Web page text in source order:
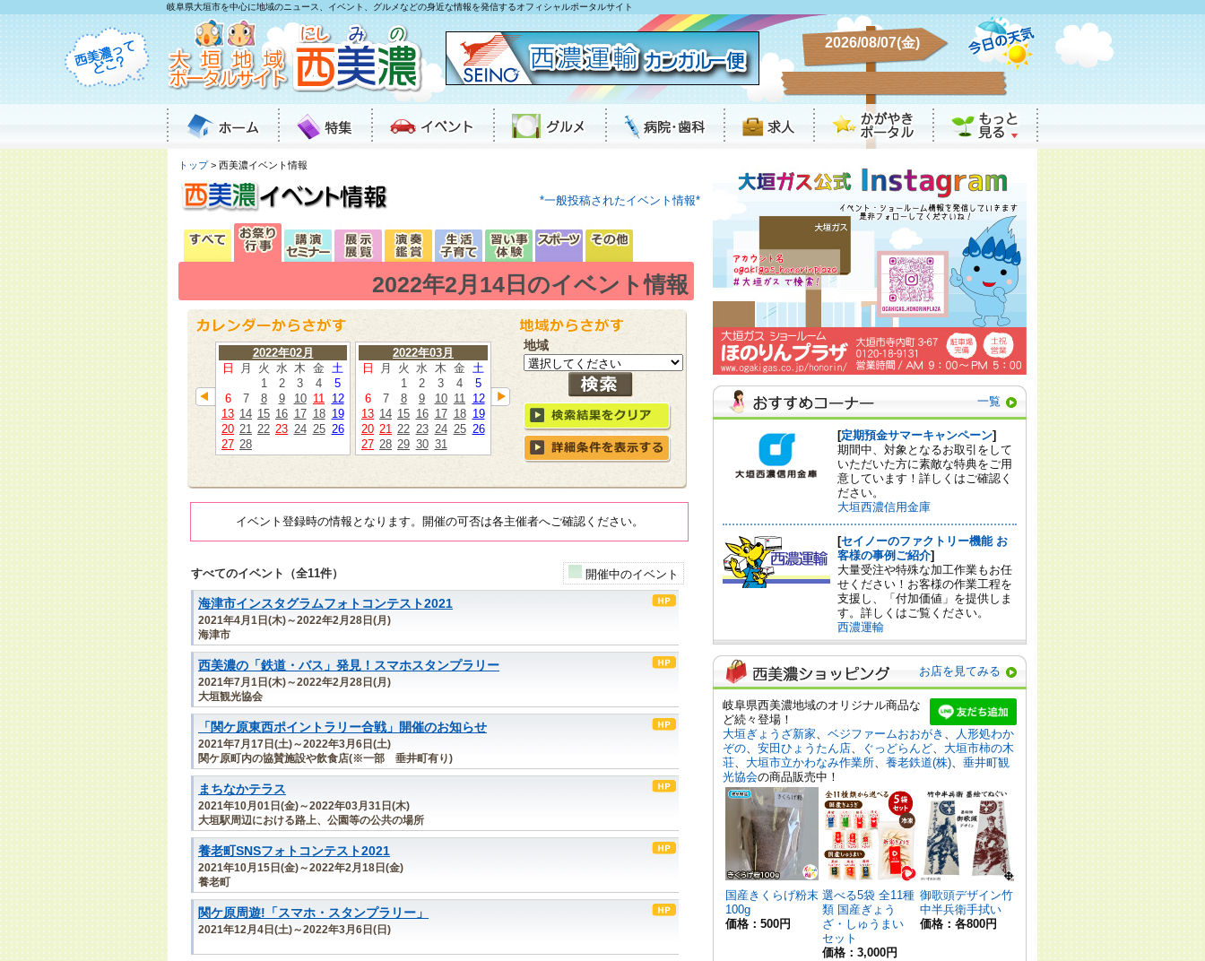
岐阜県大垣市を中心に地域のニュース、イベント、グルメなどの身近な情報を発信するオフィシャルポータルサイト
2026/08/07(金)
トップ> 西美濃イベント情報
*一般投稿されたイベント情報*
2022年2月14日のイベント情報
2022年02月
日
月 火 水 木 金 土
1
2 3 4
5
6
7 8 9 10 11 12
13 14 15 16 17 18 19
20 21 22 23 24 25 26
27 28
2022年03月
日
月 火 水 木 金 土
1
2 3 4
5
6
7 8 9 10 11 12
13 14 15 16 17 18 19
20 21 22 23 24 25 26
27 28 29 30 31
地域
イベント登録時の情報となります。開催の可否は各主催者へご確認ください。
すべてのイベント（全11件） 開催中のイベント
海津市インスタグラムフォトコンテスト2021
2021年4月1日(木)～2022年2月28日(月)
海津市
西美濃の「鉄道・バス」発見！スマホスタンプラリー
2021年7月1日(木)～2022年2月28日(月)
大垣観光協会
「関ケ原東西ポイントラリー合戦」開催のお知らせ
2021年7月17日(土)～2022年3月6日(土)
関ケ原町内の協賛施設や飲食店(※一部 垂井町有り)
まちなかテラス
2021年10月01日(金)～2022年03月31日(木)
大垣駅周辺における路上、公園等の公共の場所
養老町SNSフォトコンテスト2021
2021年10月15日(金)～2022年2月18日(金)
養老町
関ケ原周遊!「スマホ・スタンプラリー」
2021年12月4日(土)～2022年3月6日(日)